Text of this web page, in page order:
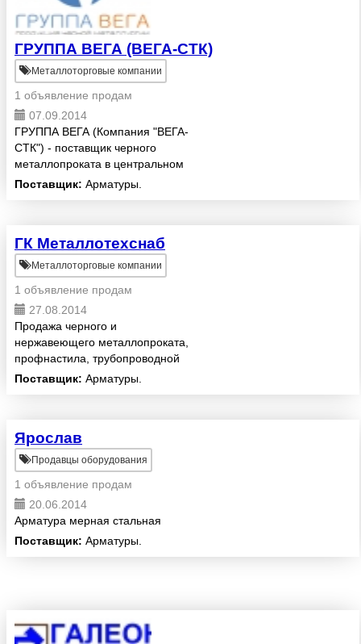
ГРУППА ВЕГА (ВЕГА-СТК)
Металлоторговые компании
1 объявление продам
07.09.2014
ГРУППА ВЕГА (Компания "ВЕГА-
СТК") - поставщик черного
металлопроката в центральном
регионе РФ. Компания
производства металлургических
комбинатов Р...
Поставщик: Арматуры.
ГК Металлотехснаб
Металлоторговые компании
1 объявление продам
27.08.2014
Продажа черного и
нержавеющего металлопроката,
профнастила, трубопроводной
арматуры.
Поставщик: Арматуры.
Ярослав
Продавцы оборудования
1 объявление продам
20.06.2014
Арматура мерная стальная
Поставщик: Арматуры.